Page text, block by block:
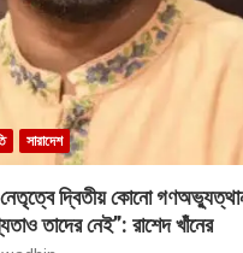
সারাদেশ
নেতৃত্বে দ্বিতীয় কোনো
তাদের নেই”: রাশেদ খাঁনের